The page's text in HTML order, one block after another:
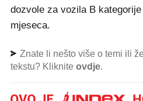
dozvole za vozila B
mjeseca.
Znate li nešto više o temi ili
tekstu? Kliknite ovdje.